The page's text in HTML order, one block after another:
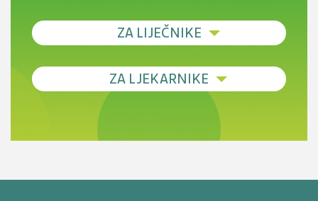
ZA LIJEČNIKE
Debljina - od prevencije do personalizirane
Novi pogled na migrenu: komorbiditeti, spolne
razlike i nove terapije
smetnji do rane onkološke dijagnostike
ZA LJEKARNIKE
Antikoagulansi u ljekarničkoj praksi –